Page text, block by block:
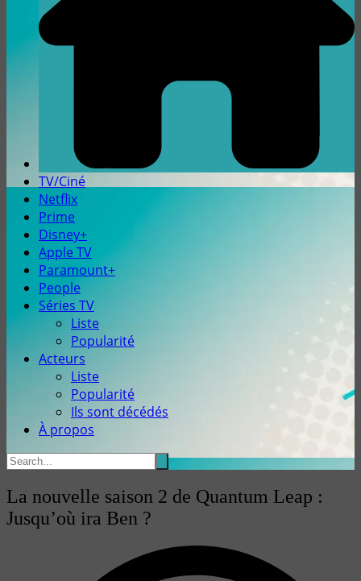
TV/Ciné
Netflix
Prime
Disney+
Apple TV
Paramount+
People
Séries TV
Liste
Popularité
Acteurs
Liste
Popularité
Ils sont décédés
À propos
La nouvelle saison 2 de Quantum Leap :
Jusqu’où ira Ben ?